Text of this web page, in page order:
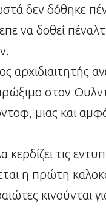
δεν δόθηκε
να δοθεί
αρχιδιαιτητής
στον
μιας και
τις
η πρώτη
κινούνται